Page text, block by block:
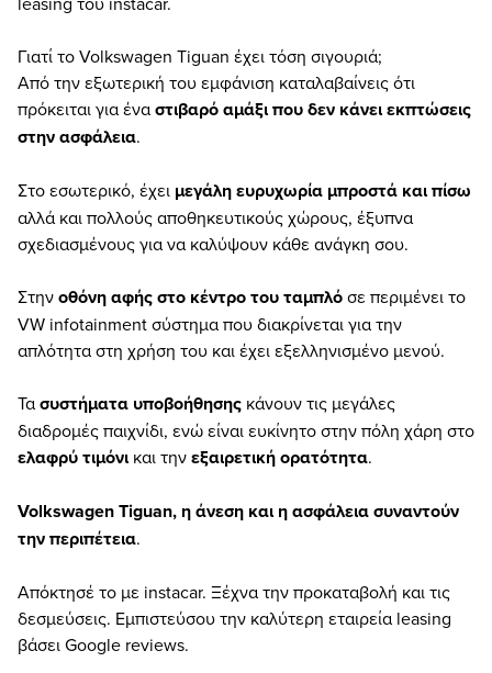
Γιατί το Volkswagen Tiguan έχει τόση σιγουριά;
Από την εξωτερική του εμφάνιση καταλαβαίνεις ότι
πρόκειται για έναστιβαρό αμάξι που δεν κάνει εκπτώσεις
στην ασφάλεια.
Στο εσωτερικό, έχει μεγάλη ευρυχωρία μπροστά και πίσω
αλλά και πολλούς αποθηκευτικούς χώρους, έξυπνα
σχεδιασμένους για να καλύψουν κάθε ανάγκη σου.
Στηνοθόνη αφής στο κέντρο του ταμπλόσε περιμένει το
VW infotainment σύστημα που διακρίνεται για την
απλότητα στη χρήση του και έχει εξελληνισμένο μενού.
Τασυστήματα υποβοήθησης κάνουν τις μεγάλες
διαδρομές παιχνίδι, ενώ είναι ευκίνητο στην πόλη χάρη στο
ελαφρύ τιμόνι και τηνεξαιρετική ορατότητα.
Volkswagen Tiguan, η άνεση και η ασφάλεια συναντούν
την περιπέτεια.
Απόκτησέ το με instacar. Ξέχνα την προκαταβολή και τις
δεσμεύσεις. Εμπιστεύσου την καλύτερη εταιρεία leasing
βάσει Google reviews.